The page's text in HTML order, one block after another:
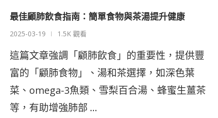
最佳顧肺飲食指南：簡單食物與茶湯提升健康
2025-03-19 1.5K 觀看
這篇文章強調「顧肺飲食」的重要性，提供豐
富的「顧肺食物」、湯和茶選擇，如深色葉
菜、omega-3魚類、雪梨百合湯、蜂蜜生薑茶
等，有助增強肺部 …